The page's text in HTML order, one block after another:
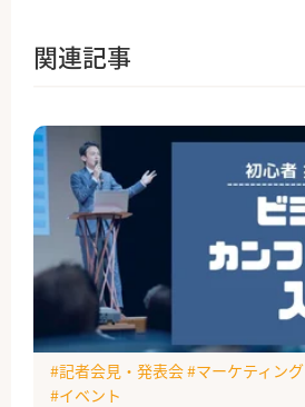
関連記事
#記者会見・発表会#マーケティング
#イベント